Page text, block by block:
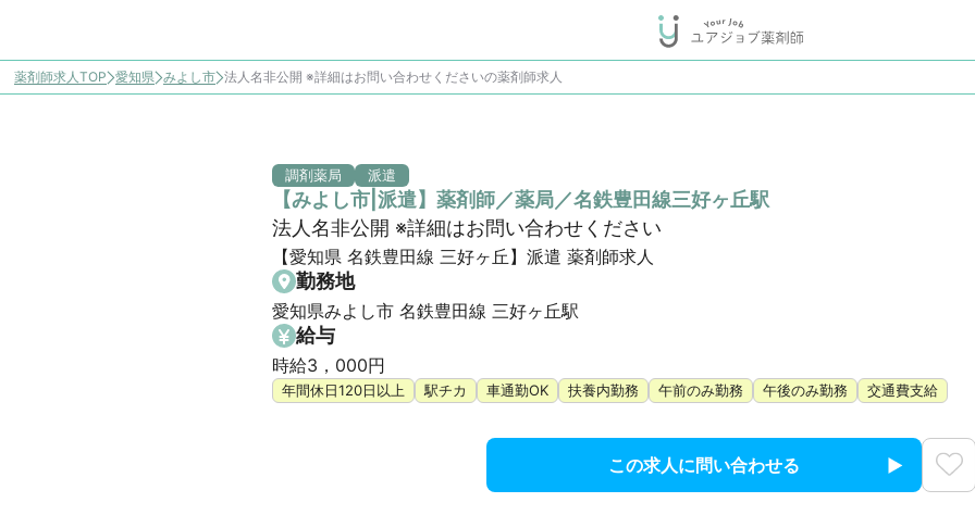
薬剤師求人TOP 愛知県 みよし市 法人名非公開 ※詳細はお問い合わせくださいの薬剤師求人
調剤薬局 派遣
【みよし市|派遣】薬剤師／薬局／名鉄豊田線三好ヶ丘駅
法人名非公開 ※詳細はお問い合わせください
【愛知県 名鉄豊田線 三好ヶ丘】派遣 薬剤師求人
勤務地
愛知県みよし市 名鉄豊田線 三好ヶ丘駅
給与
時給3，000円
年間休日120日以上 駅チカ 車通勤OK 扶養内勤務 午前のみ勤務 午後のみ勤務 交通費支給
この求人に問い合わせる